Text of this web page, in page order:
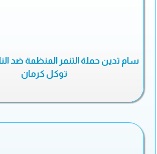
سام تدين حملة التنمر المنظمة ضد
توكل كرمان